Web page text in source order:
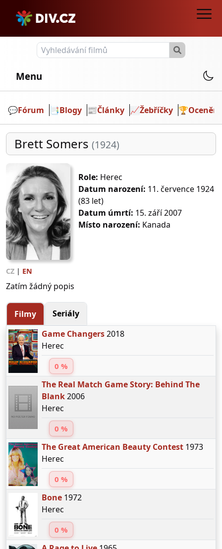
Menu
💬️Fórum 📑Blogy 📰Články 📈Žebříčky 🏆Ocenění
Brett Somers (1924)
Role: Herec
Datum narození: 11. července 1924
(83 let)
Datum úmrtí: 15. září 2007
Místo narození: Kanada
CZ | EN
Zatím žádný popis
Filmy
Seriály
Game Changers2018
Herec
0 %
The Real Match Game Story: Behind The
Blank2006
Herec
0 %
The Great American Beauty Contest1973
Herec
0 %
Bone1972
Herec
0 %